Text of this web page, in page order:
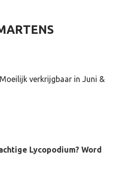
verkrijgbaar in Juni &
Lycopodium? Word